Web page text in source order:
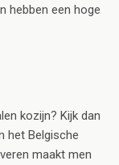
hebben een hoge
kozijn? Kijk dan
het Belgische
maakt men